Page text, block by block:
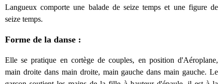
Langueux comporte une balade de seize temps et une figure de
seize temps.
Forme de la danse :
Elle se pratique en cortège de couples, en position d'Aéroplane,
main droite dans main droite, main gauche dans main gauche. Le